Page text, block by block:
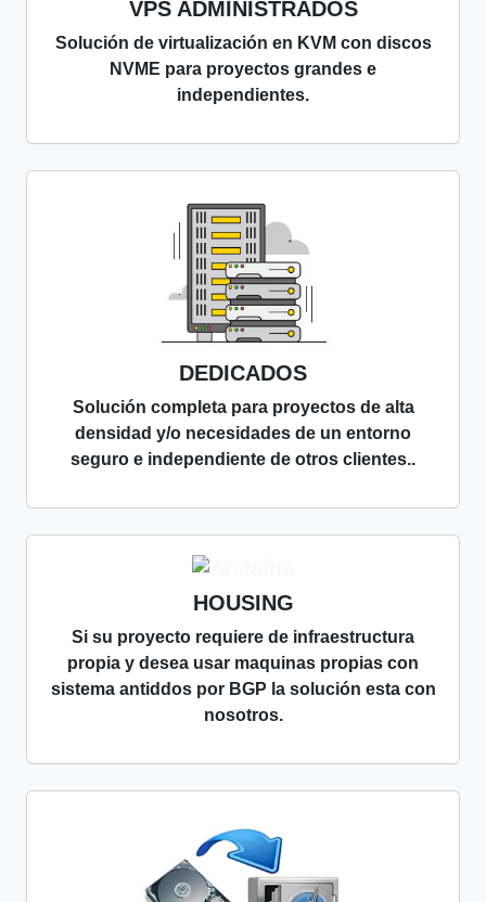
VPS ADMINISTRADOS
Solución de virtualización en KVM con discos
NVME para proyectos grandes e
independientes.
DEDICADOS
Solución completa para proyectos de alta
densidad y/o necesidades de un entorno
seguro e independiente de otros clientes..
HOUSING
Si su proyecto requiere de infraestructura
propia y desea usar maquinas propias con
sistema antiddos por BGP la solución esta con
nosotros.